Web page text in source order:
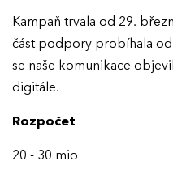
Ročník
Ročník
Kampaň trvala od 29.
část podpory probíhala
se naše komunikace
digitále.
Rozpočet
20 - 30 mio